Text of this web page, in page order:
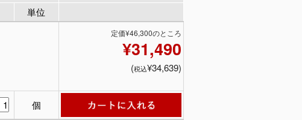
単位
定価¥46,300のところ
¥31,490
(税込¥34,639)
個